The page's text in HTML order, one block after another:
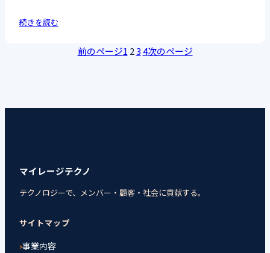
続きを読む
前のページ1 234次のページ
マイレージテクノ
テクノロジーで、メンバー・顧客・社会に貢献する。
サイトマップ
事業内容